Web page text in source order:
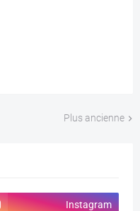
Plus ancienne
Instagram